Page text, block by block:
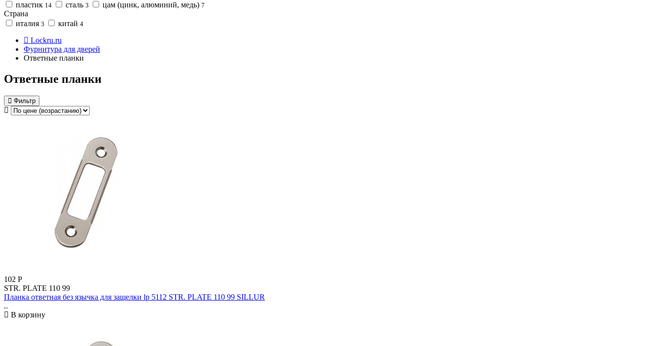
пластик 14 сталь 3 цам (цинк, алюминий, медь) 7
Страна
италия 3 китай 4
Lockru.ru
Фурнитура для дверей
Ответные планки
Ответные планки
Фильтр
102 Р
STR. PLATE 110 99
Планка ответная без язычка для защелки lp 5112 STR. PLATE 110 99 SILLUR
..
В корзину